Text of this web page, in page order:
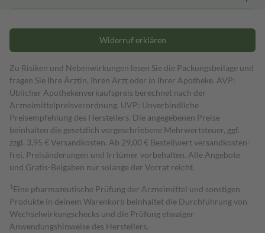
Widerruf erklären
Zu Risiken und Nebenwirkungen lesen Sie die Packungsbeilage und
fragen Sie Ihre Ärztin, Ihren Arzt oder in Ihrer Apotheke. AVP:
Üblicher Apothekenverkaufspreis berechnet nach der
Arzneimittelpreisverordnung. UVP: Unverbindliche
Preisempfehlung des Herstellers. Die angegebenen Preise
beinhalten die gesetzlich vorgeschriebene Mehrwertsteuer, ggf.
zzgl. 3,95 € Versandkosten. Ab 29,00 € Bestell­wert versand­kosten­
frei. Preisänderungen und Irrtümer vorbehalten. Alle Angebote
und Gratis-Beigaben nur solange der Vorrat reicht.
1 Eine pharmazeutische Prüfung der Arzneimittel und sonstigen
Produkte in deinem Warenkorb beinhaltet die Durchführung von
Wechselwirkungschecks und die Prüfung etwaiger
Anwendungshinweise des Herstellers.